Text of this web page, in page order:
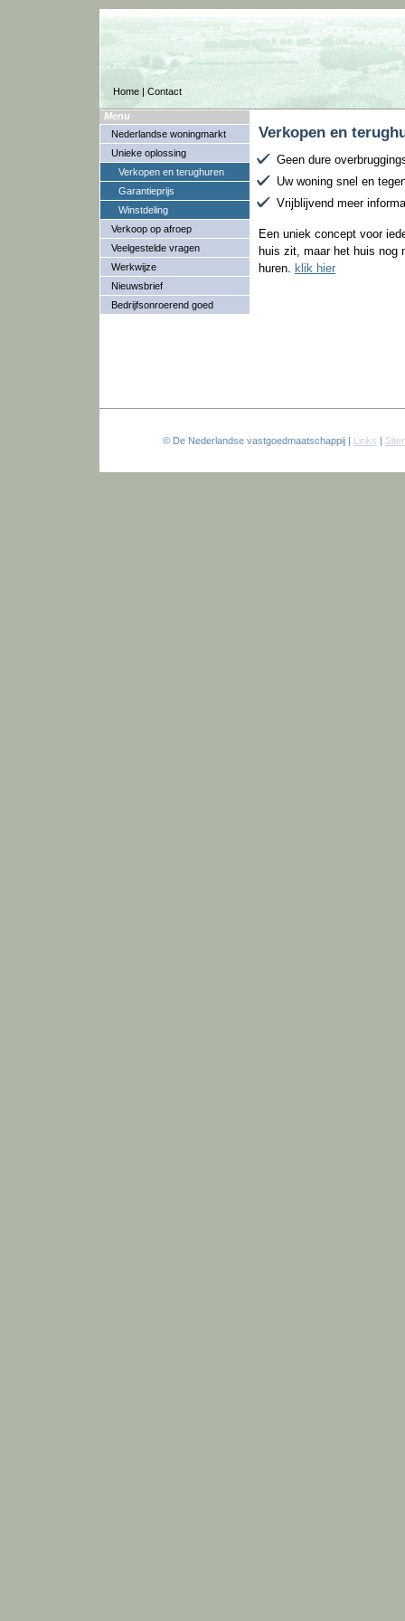
Home | Contact
Menu
Nederlandse woningmarkt
Unieke oplossing
Verkopen en terughuren
Garantieprijs
Winstdeling
Verkoop op afroep
Veelgestelde vragen
Werkwijze
Nieuwsbrief
Bedrijfsonroerend goed
Verkopen en
Geen dure
Uw woning snel en
Vrijblijvend meer
Een uniek concept voor
huis zit, maar het huis nog
huren. klik hier
© De Nederlandse vastgoedmaatschappij | Links |